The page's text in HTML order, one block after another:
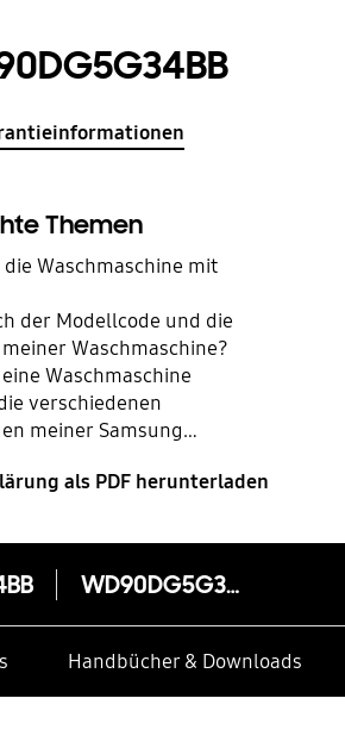
Themen
Waschmaschine mit
der Modellcode und die
Waschmaschine?
Waschmaschine
verschiedenen
meiner Samsung
als PDF herunterladen
WD90DG5G34BB
Handbücher & Downloads